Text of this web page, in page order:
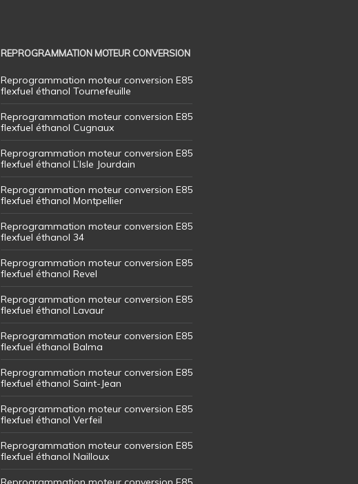
REPROGRAMMATION MOTEUR CONVERSION
Reprogrammation moteur conversion E85
flexfuel éthanol Tournefeuille
Reprogrammation moteur conversion E85
flexfuel éthanol Cugnaux
Reprogrammation moteur conversion E85
flexfuel éthanol L’Isle Jourdain
Reprogrammation moteur conversion E85
flexfuel éthanol Montpellier
Reprogrammation moteur conversion E85
flexfuel éthanol 34
Reprogrammation moteur conversion E85
flexfuel éthanol Revel
Reprogrammation moteur conversion E85
flexfuel éthanol Lavaur
Reprogrammation moteur conversion E85
flexfuel éthanol Balma
Reprogrammation moteur conversion E85
flexfuel éthanol Saint-Jean
Reprogrammation moteur conversion E85
flexfuel éthanol Verfeil
Reprogrammation moteur conversion E85
flexfuel éthanol Nailloux